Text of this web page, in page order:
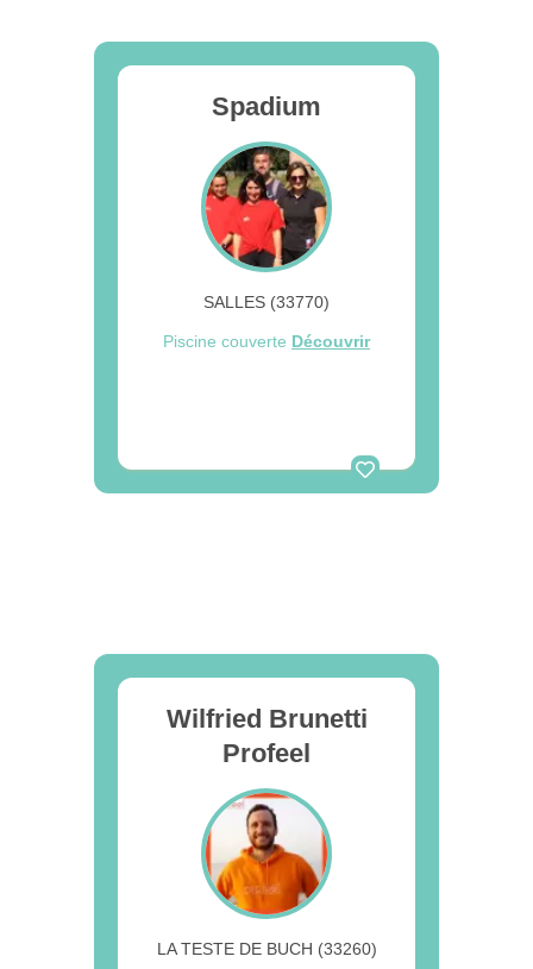
Spadium
SALLES (33770)
Piscine couverte Découvrir
Wilfried Brunetti
Profeel
LA TESTE DE BUCH (33260)